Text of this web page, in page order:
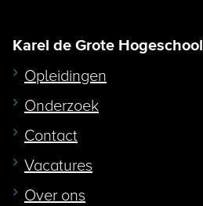
Karel de Grote Hogeschool
Opleidingen
Onderzoek
Contact
Vacatures
Over ons